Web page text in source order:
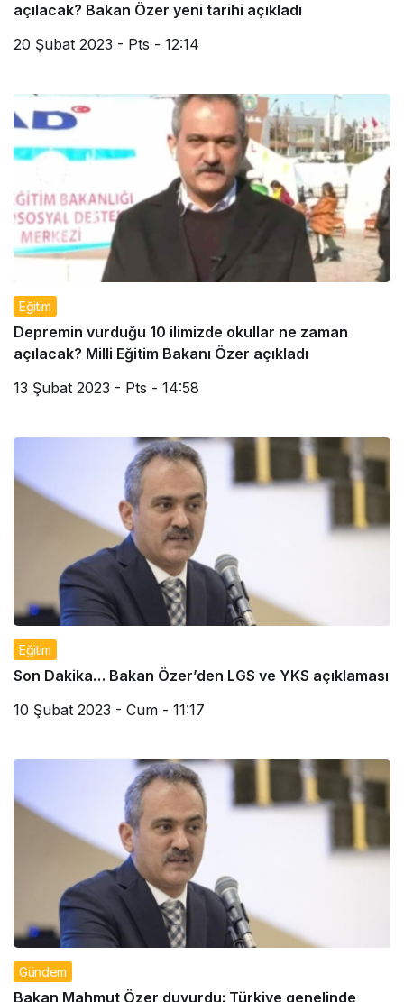
açılacak? Bakan Özer yeni tarihi açıkladı
20 Şubat 2023 - Pts - 12:14
Eğitim
Depremin vurduğu 10 ilimizde okullar ne zaman
açılacak? Milli Eğitim Bakanı Özer açıkladı
13 Şubat 2023 - Pts - 14:58
Eğitim
Son Dakika… Bakan Özer’den LGS ve YKS açıklaması
10 Şubat 2023 - Cum - 11:17
Gündem
Bakan Mahmut Özer duyurdu: Türkiye genelinde